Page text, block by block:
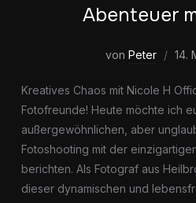
Abenteuer
von Peter 14.
Kreatives Chaos mit Nicole H
Fotofreunde! Heute möchte ich
außergewöhnlichen, aber
Fotoshooting mit der
berichten. Als Fotograf aus
dieser dynamischen und